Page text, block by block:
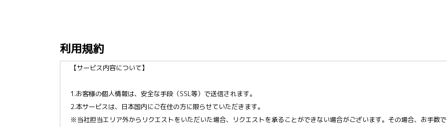
利用規約
【サービス内容について】
1.お客様の個人情報は、安全な手段（SSL等）で送信されます。
2.本サービスは、日本国内にご在住の方に限らせていただきます。
※当社担当エリア外からリクエストをいただいた場合、リクエストを承ることができない場合がございます。その場合、お手数